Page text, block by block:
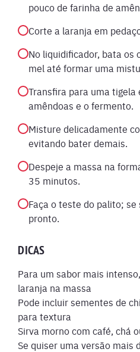
pouco de farinha de
Corte a laranja em
No liquidificador, bata os
mel até formar uma
Transfira para uma tigela
amêndoas e o fermento.
Misture delicadamente
evitando bater demais.
Despeje a massa na
35 minutos.
Faça o teste do palito;
pronto.
DICAS
Para um sabor mais
laranja na massa
Pode incluir sementes de
para textura
Sirva morno com café, chá
Se quiser uma versão mais